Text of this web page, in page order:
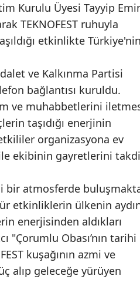
Çanakkale
Çankırı
Çorum
Denizli
Diyarbakır
Edirne
Erzincan
Erzurum
Eskişehir
Gaziantep
Kurulu Üyesi Tayyip
TEKNOFEST ruhuyla
etkinlikte Türkiye'nin
ve Kalkınma Partisi
bağlantısı kuruldu.
ve muhabbetlerini
taşıdığı enerjinin
organizasyona ev
ekibinin gayretlerini
bir atmosferde
etkinliklerin ülkenin
enerjisinden aldıkları
"Çorumlu Obası’nın tarihi
kuşağının azmi ve
alıp geleceğe yürüyen